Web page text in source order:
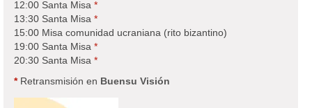
12:00 Santa Misa *
13:30 Santa Misa *
15:00 Misa comunidad ucraniana (rito bizantino)
19:00 Santa Misa *
20:30 Santa Misa *
*Retransmisión en Buensu Visión